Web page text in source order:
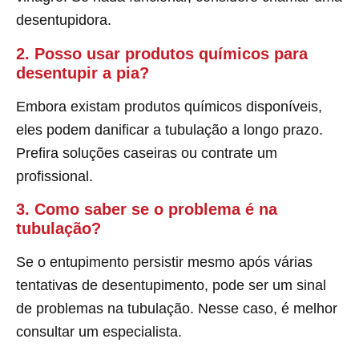
desentupidora.
2. Posso usar produtos químicos para
desentupir a pia?
Embora existam produtos químicos disponíveis,
eles podem danificar a tubulação a longo prazo.
Prefira soluções caseiras ou contrate um
profissional.
3. Como saber se o problema é na
tubulação?
Se o entupimento persistir mesmo após várias
tentativas de desentupimento, pode ser um sinal
de problemas na tubulação. Nesse caso, é melhor
consultar um especialista.